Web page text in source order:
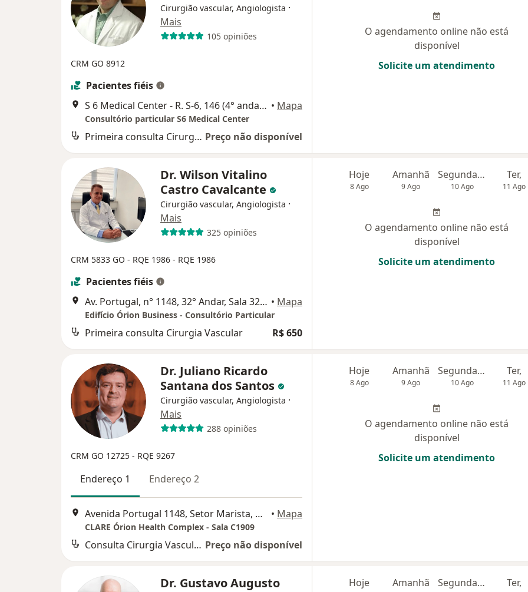
Cirurgião vascular, Angiologista ·
Mais
105 opiniões
CRM GO 8912
Pacientes fiéis
S 6 Medical Center - R. S-6, 146 (4° andar), Goiânia • Mapa
Consultório particular S6 Medical Center
Primeira consulta Cirurgia Vascular Preço não disponível
O agendamento online não está
disponível
Solicite um atendimento
Dr. Wilson Vitalino
Castro Cavalcante
Cirurgião vascular, Angiologista ·
Mais
325 opiniões
CRM 5833 GO - RQE 1986 - RQE 1986
Pacientes fiéis
Av. Portugal, n° 1148, 32° Andar, Sala 3210 B, Goiânia • Mapa
Edifício Órion Business - Consultório Particular
Primeira consulta Cirurgia Vascular R$ 650
Hoje
8 Ago
Amanhã
9 Ago
Segunda-feira
10 Ago
Ter,
11 Ago
O agendamento online não está
disponível
Solicite um atendimento
Dr. Juliano Ricardo
Santana dos Santos
Cirurgião vascular, Angiologista ·
Mais
288 opiniões
CRM GO 12725 - RQE 9267
Endereço 1 Endereço 2
Avenida Portugal 1148, Setor Marista, Goiânia • Mapa
CLARE Órion Health Complex - Sala C1909
Consulta Cirurgia Vascular Preço não disponível
Hoje
8 Ago
Amanhã
9 Ago
Segunda-feira
10 Ago
Ter,
11 Ago
O agendamento online não está
disponível
Solicite um atendimento
Dr. Gustavo Augusto
Hoje Amanhã Segunda-feira Ter,